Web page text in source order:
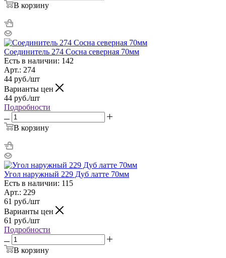
В корзину
Соединитель 274 Сосна северная 70мм
Есть в наличии: 142
Арт.: 274
44 руб./шт
Варианты цен
44 руб./шт
Подробности
В корзину
Угол наружный 229 Дуб латте 70мм
Есть в наличии: 115
Арт.: 229
61 руб./шт
Варианты цен
61 руб./шт
Подробности
В корзину